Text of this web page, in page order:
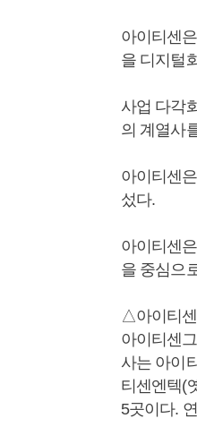
아이티센
을 디지털
사업 다각
의 계열사
아이티센
섰다.
아이티센
을 중심으
△아이티
아이티센
사는 아이
티센엔텍(
5곳이다.